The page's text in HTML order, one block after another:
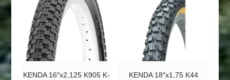
KENDA 16″х2,125 K905 K-
KENDA 18″х1,75 K44